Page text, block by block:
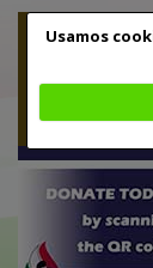
Usamos